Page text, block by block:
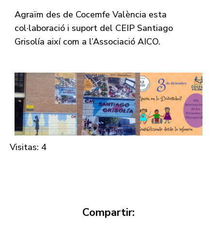
Agraïm des de Cocemfe València esta
col·laboració i suport del CEIP Santiago
Grisolía així com a l’Associació AICO.
Visitas: 4
Compartir: